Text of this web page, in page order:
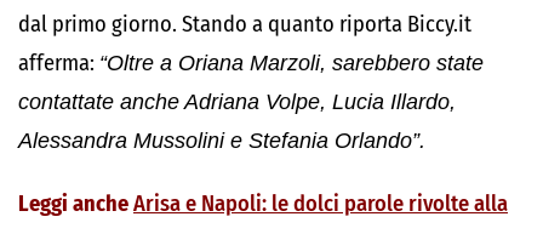
dal primo giorno. Stando a quanto riporta Biccy.it
afferma: “Oltre a Oriana Marzoli, sarebbero state
contattate anche Adriana Volpe, Lucia Illardo,
Alessandra Mussolini e Stefania Orlando”.
Leggi ancheArisa e Napoli: le dolci parole rivolte alla